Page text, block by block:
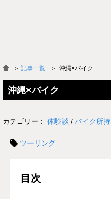
＞ 記事一覧 沖縄×バイク
沖縄×バイク
カテゴリー： 体験談 / バイク所持
ツーリング
目次